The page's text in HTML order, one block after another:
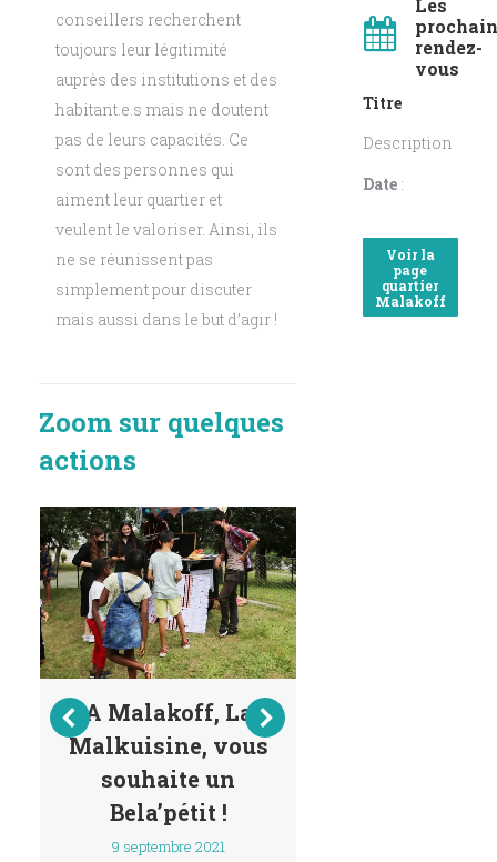
conseillers recherchent
toujours leur légitimité
auprès des institutions et des
habitant.e.s mais ne doutent
pas de leurs capacités. Ce
sont des personnes qui
aiment leur quartier et
veulent le valoriser. Ainsi, ils
ne se réunissent pas
simplement pour discuter
mais aussi dans le but d’agir !
Zoom sur quelques
actions
A Malakoff, La
Malkuisine, vous
souhaite un
Bela’pétit !
9 septembre 2021
Les
rendez-
vous
Titre
Description
Date:
Voir la
page
quartier
Malakoff